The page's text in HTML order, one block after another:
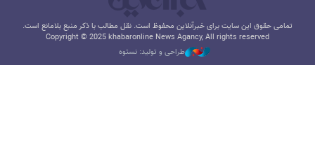
تمامی حقوق این سایت برای خبرآنلاین محفوظ است. نقل مطالب با ذکر منبع بلامانع است.
Copyright © 2025 khabaronline News Agancy, All rights reserved
طراحی و تولید: نستوه